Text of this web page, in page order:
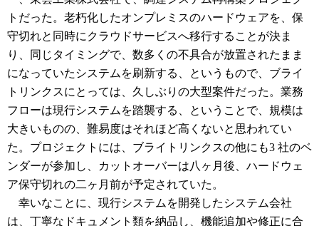
トだった。老朽化したオンプレミスのハードウェアを、保
守切れと同時にクラウドサービスへ移行することが決ま
り、同じタイミングで、数多くの不具合が放置されたまま
になっていたシステムを刷新する、というもので、ブライ
トリンクスにとっては、久しぶりの大型案件だった。業務
フローは現行システムを踏襲する、ということで、規模は
大きいものの、難易度はそれほど高くないと思われてい
た。プロジェクトには、ブライトリンクスの他にも3 社のベ
ンダーが参加し、カットオーバーは八ヶ月後、ハードウェ
ア保守切れの二ヶ月前が予定されていた。
幸いなことに、現行システムを開発したシステム会社
は、丁寧なドキュメント類を納品し、機能追加や修正に合